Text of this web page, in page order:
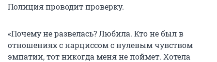
Полиция проводит проверку.
«Почему не развелась? Любила. Кто не был в
отношениях с нарциссом с нулевым чувством
эмпатии, тот никогда меня не поймет. Хотела